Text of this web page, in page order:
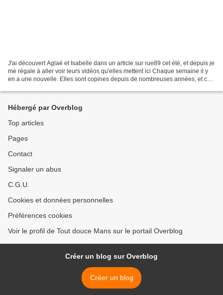
J'ai découvert Aglaé et Isabelle dans un article sur rue89 cet été, et depuis je
me régale à aller voir leurs vidéos qu'elles mettent ici Chaque semaine il y
en a une nouvelle. Elles sont copines depuis de nombreuses années, et ce
Hébergé par Overblog
Top articles
Pages
Contact
Signaler un abus
C.G.U.
Cookies et données personnelles
Préférences cookies
Voir le profil de Tout douce Mans sur le portail Overblog
Créer un blog sur Overblog
Créer un blog